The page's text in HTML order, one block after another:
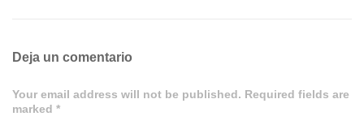
Deja un comentario
Your email address will not be published. Required fields are
marked *